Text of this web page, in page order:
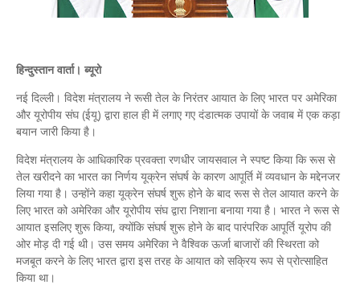
हिन्दुस्तान वार्ता। ब्यूरो
नई दिल्ली। विदेश मंत्रालय ने रूसी तेल के निरंतर आयात के लिए भारत पर अमेरिका
और यूरोपीय संघ (ईयू) द्वारा हाल ही में लगाए गए दंडात्मक उपायों के जवाब में एक कड़ा
बयान जारी किया है।
विदेश मंत्रालय के आधिकारिक प्रवक्ता रणधीर जायसवाल ने स्पष्ट किया कि रूस से
तेल खरीदने का भारत का निर्णय यूक्रेन संघर्ष के कारण आपूर्ति में व्यवधान के मद्देनजर
लिया गया है। उन्होंने कहा यूक्रेन संघर्ष शुरू होने के बाद रूस से तेल आयात करने के
लिए भारत को अमेरिका और यूरोपीय संघ द्वारा निशाना बनाया गया है। भारत ने रूस से
आयात इसलिए शुरू किया, क्योंकि संघर्ष शुरू होने के बाद पारंपरिक आपूर्ति यूरोप की
ओर मोड़ दी गई थी। उस समय अमेरिका ने वैश्विक ऊर्जा बाजारों की स्थिरता को
मजबूत करने के लिए भारत द्वारा इस तरह के आयात को सक्रिय रूप से प्रोत्साहित
किया था।